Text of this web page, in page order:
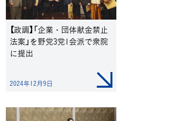
【政調】「企業・団体献金禁止
法案」を野党3党1会派で衆院
に提出
2024年12月9日